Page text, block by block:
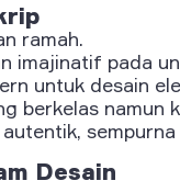
ramah.
imajinatif pada
untuk desain
berkelas namun
Desain